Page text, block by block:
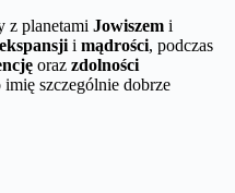
z planetami Jowiszem i
ekspansjii mądrości, podczas
oraz zdolności
imię szczególnie dobrze